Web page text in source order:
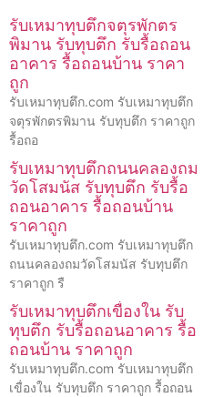
รับเหมาทุบตึกจตุรพักตร
พิมาน รับทุบตึก รับรื้อถอน
อาคาร รื้อถอนบ้าน ราคา
ถูก
รับเหมาทุบตึก.com รับเหมาทุบตึก
จตุรพักตรพิมาน รับทุบตึก ราคาถูก
รื้อถอ
รับเหมาทุบตึกถนนคลองถม
วัดโสมนัส รับทุบตึก รับรื้อ
ถอนอาคาร รื้อถอนบ้าน
ราคาถูก
รับเหมาทุบตึก.com รับเหมาทุบตึก
ถนนคลองถมวัดโสมนัส รับทุบตึก
ราคาถูก รื
รับเหมาทุบตึกเขื่องใน รับ
ทุบตึก รับรื้อถอนอาคาร รื้อ
ถอนบ้าน ราคาถูก
รับเหมาทุบตึก.com รับเหมาทุบตึก
เขื่องใน รับทุบตึก ราคาถูก รื้อถอน